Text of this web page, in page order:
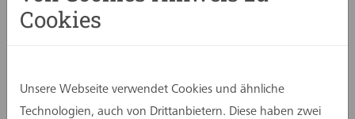
Cookies
Unsere Webseite verwendet Cookies und ähnliche
Technologien, auch von Drittanbietern. Diese haben zwei